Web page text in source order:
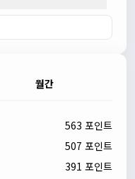
월간
563 포인트
507 포인트
391 포인트